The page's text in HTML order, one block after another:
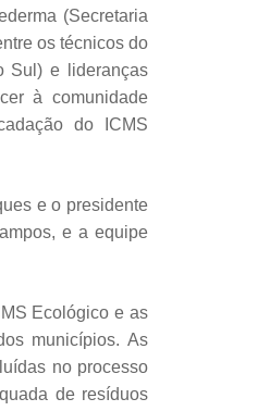
(Secretaria
os técnicos do
Sul) e lideranças
à comunidade
do ICMS
e o presidente
e a equipe
Ecológico e as
municípios. As
no processo
de resíduos